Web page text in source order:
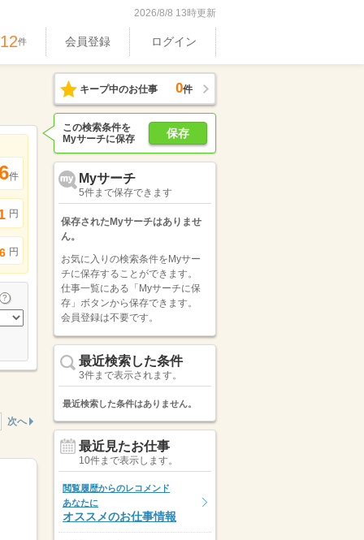
2026/8/8 13時更新
件 会員登録 ログイン
件
円
円
次へ
キープ中のお仕事 0件
保存
この検索条件を
Myサーチに保存
Myサーチ
5件まで保存できます
保存されたMyサーチはありませ
ん。
お気に入りの検索条件をMyサー
チに保存することができます。
仕事一覧にある「Myサーチに保
存」ボタンから保存できます。
会員登録は不要です。
最近検索した条件
3件まで表示されます。
最近検索した条件はありません。
最近見たお仕事
10件まで表示します。
閲覧履歴からのレコメンド
あなたに
オススメのお仕事情報